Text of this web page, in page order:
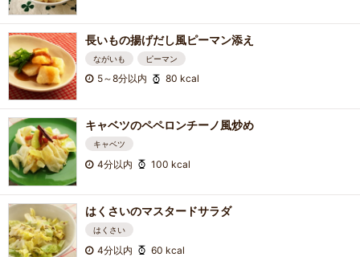
長いもの揚げだし風ピーマン添え
ながいも ピーマン
5～8分以内 80 kcal
キャベツのペペロンチーノ風炒め
キャベツ
4分以内 100 kcal
はくさいのマスタードサラダ
はくさい
4分以内 60 kcal